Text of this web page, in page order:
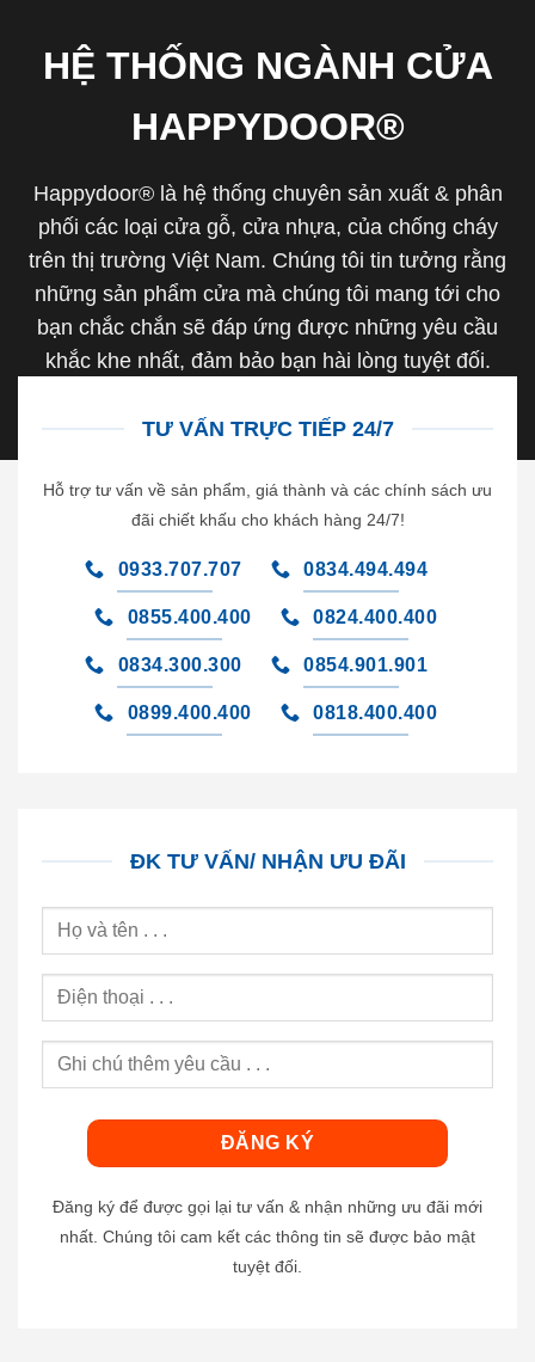
HỆ THỐNG NGÀNH CỬA
HAPPYDOOR®
Happydoor® là hệ thống chuyên sản xuất & phân
phối các loại cửa gỗ, cửa nhựa, của chống cháy
trên thị trường Việt Nam. Chúng tôi tin tưởng rằng
những sản phẩm cửa mà chúng tôi mang tới cho
bạn chắc chắn sẽ đáp ứng được những yêu cầu
khắc khe nhất, đảm bảo bạn hài lòng tuyệt đối.
TƯ VẤN TRỰC TIẾP 24/7
Hỗ trợ tư vấn về sản phẩm, giá thành và các chính sách ưu
đãi chiết khấu cho khách hàng 24/7!
0933.707.707 0834.494.494
0855.400.400 0824.400.400
0834.300.300 0854.901.901
0899.400.400 0818.400.400
ĐK TƯ VẤN/ NHẬN ƯU ĐÃI
Đăng ký để được gọi lại tư vấn & nhận những ưu đãi mới
nhất. Chúng tôi cam kết các thông tin sẽ được bảo mật
tuyệt đối.